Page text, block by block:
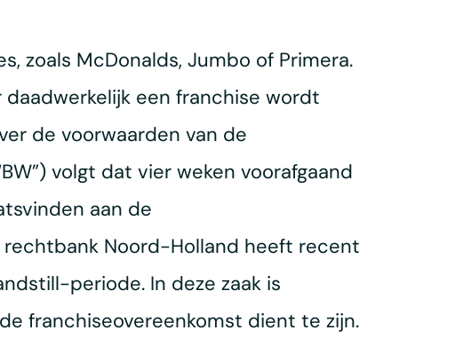
zoals McDonalds, Jumbo of Primera.
een franchise wordt
de voorwaarden van de
volgt dat vier weken voorafgaand
aan de
Noord-Holland heeft recent
periode. In deze zaak is
franchiseovereenkomst dient te zijn.